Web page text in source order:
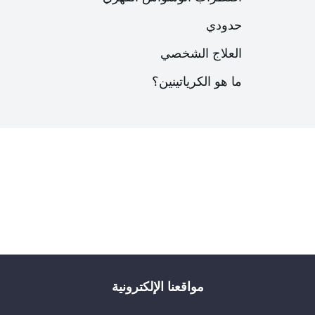
حدودي
العلاج الشخصي
ما هو الكرياتينين؟
مواقعنا الإلكترونية